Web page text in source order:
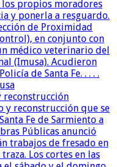
reconstrucción